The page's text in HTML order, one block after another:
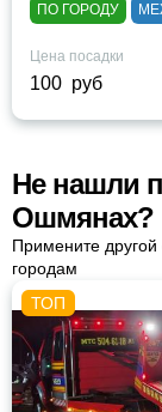
ПО ГОРОДУ
Цена посадки
100 руб
Не нашли
Ошмянах?
Примените
городам